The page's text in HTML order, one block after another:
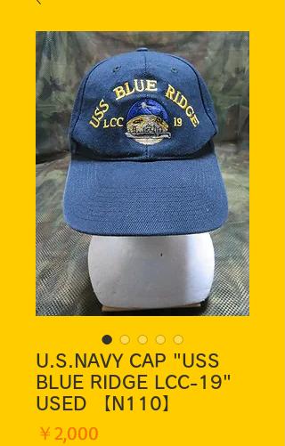
U.S.NAVY CAP "USS
BLUE RIDGE LCC-19"
USED 【N110】
￥2,000